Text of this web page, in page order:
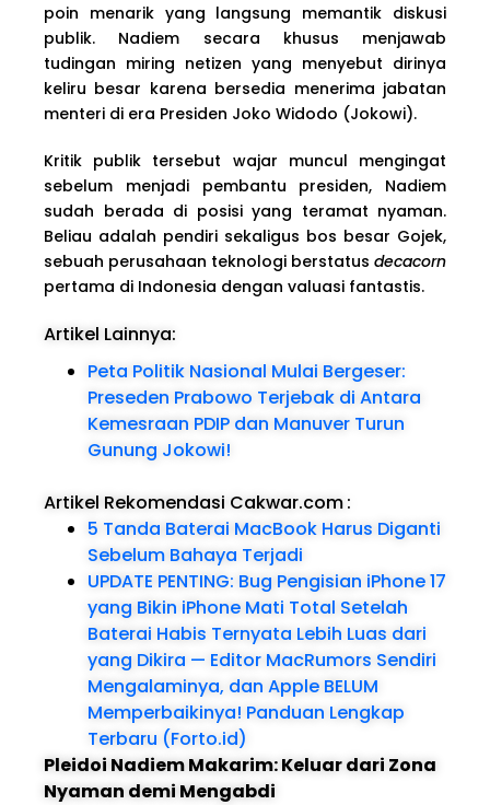
poin menarik yang langsung memantik diskusi
publik. Nadiem secara khusus menjawab
tudingan miring netizen yang menyebut dirinya
keliru besar karena bersedia menerima jabatan
menteri di era Presiden Joko Widodo (Jokowi).
Kritik publik tersebut wajar muncul mengingat
sebelum menjadi pembantu presiden, Nadiem
sudah berada di posisi yang teramat nyaman.
Beliau adalah pendiri sekaligus bos besar Gojek,
sebuah perusahaan teknologi berstatus decacorn
pertama di Indonesia dengan valuasi fantastis.
Artikel Lainnya:
Peta Politik Nasional Mulai Bergeser:
Preseden Prabowo Terjebak di Antara
Kemesraan PDIP dan Manuver Turun
Gunung Jokowi!
Artikel Rekomendasi Cakwar.com:
5 Tanda Baterai MacBook Harus Diganti
Sebelum Bahaya Terjadi
UPDATE PENTING: Bug Pengisian iPhone 17
yang Bikin iPhone Mati Total Setelah
Baterai Habis Ternyata Lebih Luas dari
yang Dikira — Editor MacRumors Sendiri
Mengalaminya, dan Apple BELUM
Memperbaikinya! Panduan Lengkap
Terbaru (Forto.id)
Pleidoi Nadiem Makarim: Keluar dari Zona
Nyaman demi Mengabdi